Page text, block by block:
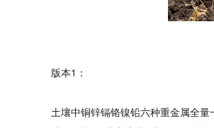
版本1：
土壤中铜锌镉铬镍铅六种重金属全